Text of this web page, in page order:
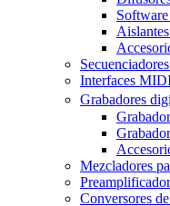
Interfaces
Grabadores
Mezcladores
Conversores